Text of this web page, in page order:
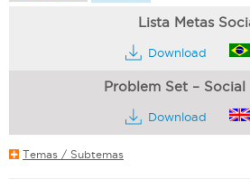
Lista Metas
Download
Problem Set – Social
Download
Temas / Subtemas